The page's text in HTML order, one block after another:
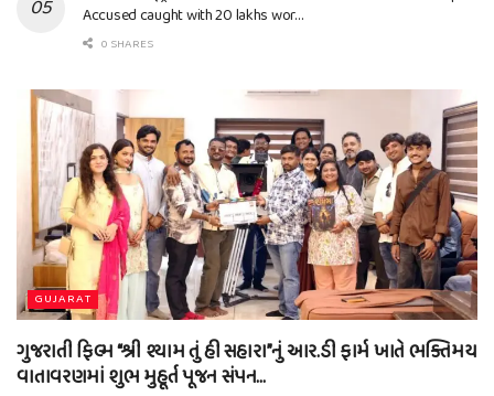
Accused caught with 20 lakhs wor…
0 SHARES
GUJARAT
ગુજરાતી ફિલ્મ “શ્રી શ્યામ તું હી સહારા”નું આર.ડી ફાર્મ ખાતે ભક્તિમય
વાતાવરણમાં શુભ મુહૂર્ત પૂજન સંપન…